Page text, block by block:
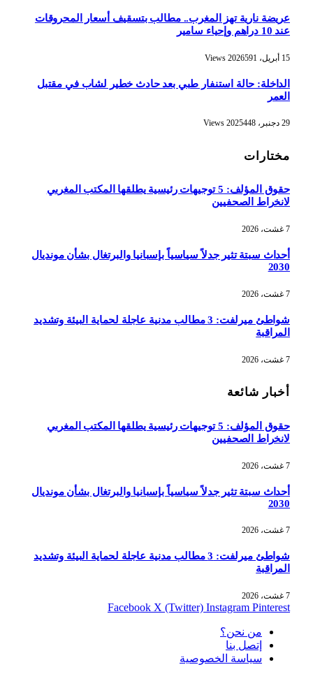
عريضة نارية تهز المغرب.. مطالب بتسقيف أسعار المحروقات
عند 10 دراهم وإحياء سامير
15 أبريل، 2026 591
Views
الداخلة: حالة استنفار طبي بعد حادث خطير لشاب في مقتبل
العمر
29 دجنبر، 2025 448
Views
مختارات
حقوق المؤلف: 5 توجيهات رئيسية يطلقها المكتب المغربي
لانخراط الصحفيين
7 غشت، 2026
أحداث سبتة تثير جدلاً سياسياً بإسبانيا والبرتغال بشأن مونديال
2030
7 غشت، 2026
شواطئ ميرلفت: 3 مطالب مدنية عاجلة لحماية البيئة وتشديد
المراقبة
7 غشت، 2026
أخبار شائعة
حقوق المؤلف: 5 توجيهات رئيسية يطلقها المكتب المغربي
لانخراط الصحفيين
7 غشت، 2026
أحداث سبتة تثير جدلاً سياسياً بإسبانيا والبرتغال بشأن مونديال
2030
7 غشت، 2026
شواطئ ميرلفت: 3 مطالب مدنية عاجلة لحماية البيئة وتشديد
المراقبة
7 غشت، 2026
Facebook X (Twitter) Instagram Pinterest
من نحن؟
إتصل بنا
سياسة الخصوصية